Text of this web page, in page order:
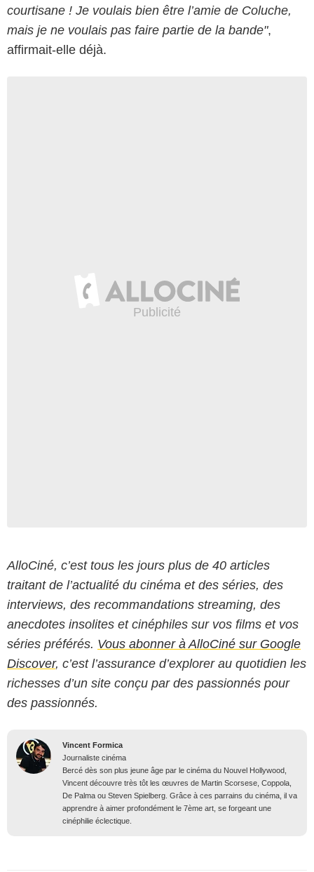
courtisane ! Je voulais bien être l’amie de Coluche,
mais je ne voulais pas faire partie de la bande",
affirmait-elle déjà.
AlloCiné, c’est tous les jours plus de 40 articles
traitant de l’actualité du cinéma et des séries, des
interviews, des recommandations streaming, des
anecdotes insolites et cinéphiles sur vos films et vos
séries préférés. Vous abonner à AlloCiné sur Google
Discover, c’est l’assurance d’explorer au quotidien les
richesses d’un site conçu par des passionnés pour
des passionnés.
Vincent Formica
Journaliste cinéma
Bercé dès son plus jeune âge par le cinéma du Nouvel Hollywood,
Vincent découvre très tôt les œuvres de Martin Scorsese, Coppola,
De Palma ou Steven Spielberg. Grâce à ces parrains du cinéma, il va
apprendre à aimer profondément le 7ème art, se forgeant une
cinéphilie éclectique.